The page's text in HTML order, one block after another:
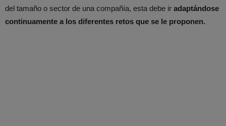
del tamaño o sector de una compañía, esta debe ir adaptándose
continuamente a los diferentes retos que se le proponen.